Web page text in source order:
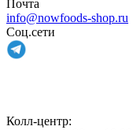
Почта
info@nowfoods-shop.ru
Соц.сети
Колл-центр: